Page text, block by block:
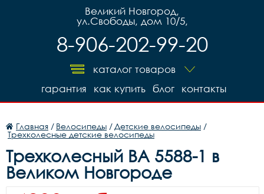
Великий Новгород,
ул.Свободы, дом 10/5,
8-906-202-99-20
каталог товаров
контакты
блог
как купить
гарантия
Главная / Велосипеды / Детские велосипеды /
Трехколесные детские велосипеды
Трехколесный BA 5588-1 в
Великом Новгороде